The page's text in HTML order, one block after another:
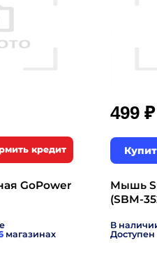
кредит
GoPower
магазинах
499 ₽
Мышь
(SBM-
В
Доступен